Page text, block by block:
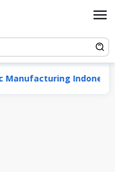
Indonesia